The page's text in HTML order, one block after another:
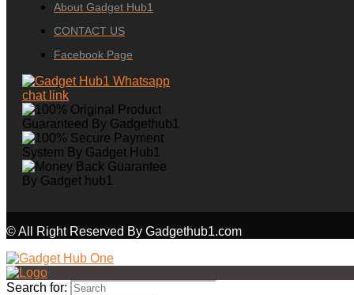
About Gadget Hub1
CONTACT US
Facebook Page
© All Right Reserved By Gadgethub1.com
Search for: